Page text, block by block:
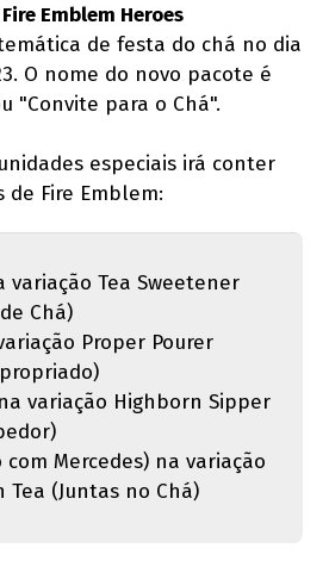
Fire Emblem Heroes
de festa do chá no dia
O nome do novo pacote é
"Convite para o Chá".
especiais irá conter
de Fire Emblem:
variação Tea Sweetener
Chá)
Proper Pourer
na variação Highborn Sipper
Mercedes) na variação
Tea (Juntas no Chá)